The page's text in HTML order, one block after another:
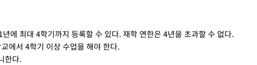
에 최대 4학기까지 등록할 수 있다. 재학 연한은 4년을 초과할 수 없다.
에서 4학기 이상 수업을 해야 한다.
한다.